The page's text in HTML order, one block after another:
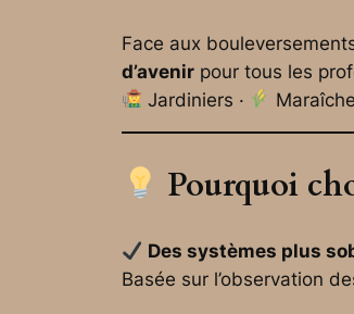
Face aux
d’avenir pour tous les
Jardiniers ·
Pourquoi
Des systèmes plus
Basée sur l’observation